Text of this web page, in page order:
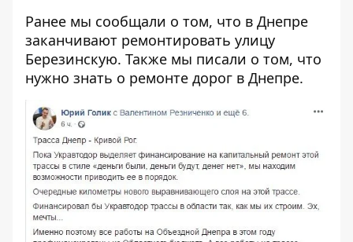
Ранее мы сообщали о том, что в Днепре
заканчивают ремонтировать улицу
Березинскую. Также мы писали о том, что
нужно знать о ремонте дорог в Днепре.